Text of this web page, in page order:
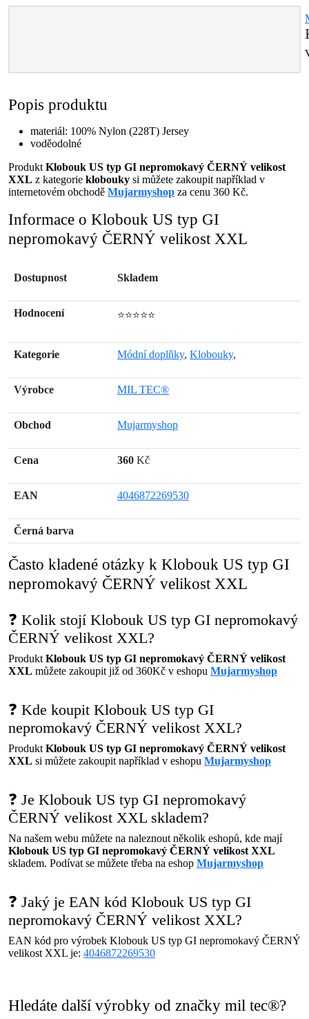
Popis produktu
materiál: 100% Nylon (228T) Jersey
voděodolné
Produkt Klobouk US typ GI nepromokavý ČERNÝ velikost
XXL z kategorie klobouky si můžete zakoupit například v
internetovém obchodě Mujarmyshop za cenu 360 Kč.
Informace o Klobouk US typ GI
nepromokavý ČERNÝ velikost XXL
Dostupnost Skladem
Hodnocení ⭐⭐⭐⭐⭐
Kategorie Módní doplňky, Klobouky,
Výrobce MIL TEC®
Obchod Mujarmyshop
Cena 360 Kč
EAN 4046872269530
Černá barva
Často kladené otázky k Klobouk US typ GI
nepromokavý ČERNÝ velikost XXL
❓ Kolik stojí Klobouk US typ GI nepromokavý
ČERNÝ velikost XXL?
Produkt Klobouk US typ GI nepromokavý ČERNÝ velikost
XXL můžete zakoupit již od 360Kč v eshopu Mujarmyshop
❓ Kde koupit Klobouk US typ GI
nepromokavý ČERNÝ velikost XXL?
Produkt Klobouk US typ GI nepromokavý ČERNÝ velikost
XXL si můžete zakoupit například v eshopu Mujarmyshop
❓ Je Klobouk US typ GI nepromokavý
ČERNÝ velikost XXL skladem?
Na našem webu můžete na naleznout několik eshopů, kde mají
Klobouk US typ GI nepromokavý ČERNÝ velikost XXL
skladem. Podívat se můžete třeba na eshop Mujarmyshop
❓ Jaký je EAN kód Klobouk US typ GI
nepromokavý ČERNÝ velikost XXL?
EAN kód pro výrobek Klobouk US typ GI nepromokavý ČERNÝ
velikost XXL je: 4046872269530
Hledáte další výrobky od značky mil tec®?